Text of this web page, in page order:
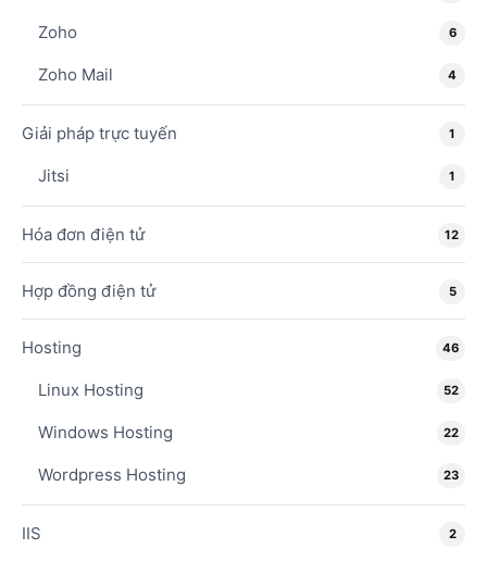
Zoho 6
Zoho Mail 4
Giải pháp trực tuyến 1
Jitsi 1
Hóa đơn điện tử 12
Hợp đồng điện tử 5
Hosting 46
Linux Hosting 52
Windows Hosting 22
Wordpress Hosting 23
IIS 2